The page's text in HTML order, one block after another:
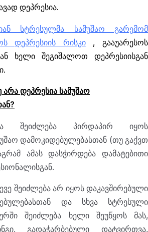
დეპრესია.
სტრესულმა სამუშაო გარემომ
დეპრესიის რისკი, გააუარესოს
ხელი შეგიშალოთ დეპრესიისგან
დეპრესია სამუშაო
შეიძლება პირდაპირ იყოს
დამოკიდებულებასთან (თუ გაქვთ
ამას დასჭირდება დამატებითი
შეიძლება არ იყოს დაკავშირებული
და სხვა სტრესული
შეიძლება ხელი შეუწყოს მას,
გადაჭარბებული დატვირთვა,